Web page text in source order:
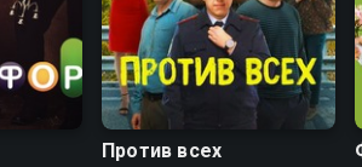
7.7 6.3
Против всех